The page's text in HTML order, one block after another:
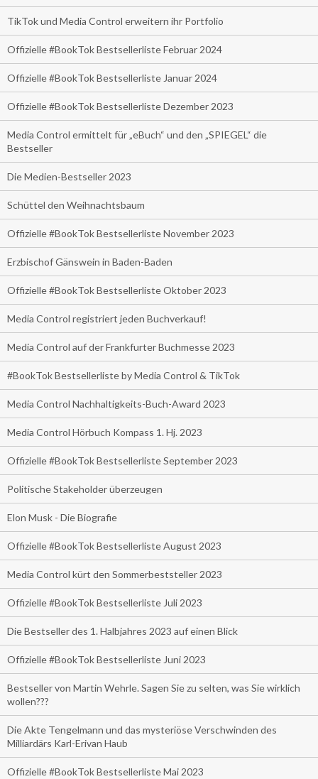
TikTok und Media Control erweitern ihr Portfolio
Offizielle #BookTok Bestsellerliste Februar 2024
Offizielle #BookTok Bestsellerliste Januar 2024
Offizielle #BookTok Bestsellerliste Dezember 2023
Media Control ermittelt für „eBuch“ und den „SPIEGEL“ die
Bestseller
Die Medien-Bestseller 2023
Schüttel den Weihnachtsbaum
Offizielle #BookTok Bestsellerliste November 2023
Erzbischof Gänswein in Baden-Baden
Offizielle #BookTok Bestsellerliste Oktober 2023
Media Control registriert jeden Buchverkauf!
Media Control auf der Frankfurter Buchmesse 2023
#BookTok Bestsellerliste by Media Control & TikTok
Media Control Nachhaltigkeits-Buch-Award 2023
Media Control Hörbuch Kompass 1. Hj. 2023
Offizielle #BookTok Bestsellerliste September 2023
Politische Stakeholder überzeugen
Elon Musk - Die Biografie
Offizielle #BookTok Bestsellerliste August 2023
Media Control kürt den Sommerbeststeller 2023
Offizielle #BookTok Bestsellerliste Juli 2023
Die Bestseller des 1. Halbjahres 2023 auf einen Blick
Offizielle #BookTok Bestsellerliste Juni 2023
Bestseller von Martin Wehrle. Sagen Sie zu selten, was Sie wirklich
wollen???
Die Akte Tengelmann und das mysteriöse Verschwinden des
Milliardärs Karl-Erivan Haub
Offizielle #BookTok Bestsellerliste Mai 2023